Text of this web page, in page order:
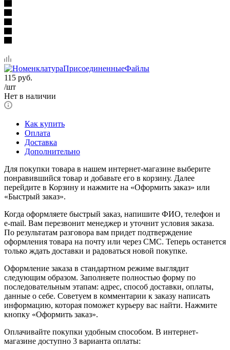
115 руб.
/шт
Нет в наличии
Как купить
Оплата
Доставка
Дополнительно
Для покупки товара в нашем интернет-магазине выберите
понравившийся товар и добавьте его в корзину. Далее
перейдите в Корзину и нажмите на «Оформить заказ» или
«Быстрый заказ».
Когда оформляете быстрый заказ, напишите ФИО, телефон и
e-mail. Вам перезвонит менеджер и уточнит условия заказа.
По результатам разговора вам придет подтверждение
оформления товара на почту или через СМС. Теперь останется
только ждать доставки и радоваться новой покупке.
Оформление заказа в стандартном режиме выглядит
следующим образом. Заполняете полностью форму по
последовательным этапам: адрес, способ доставки, оплаты,
данные о себе. Советуем в комментарии к заказу написать
информацию, которая поможет курьеру вас найти. Нажмите
кнопку «Оформить заказ».
Оплачивайте покупки удобным способом. В интернет-
магазине доступно 3 варианта оплаты: